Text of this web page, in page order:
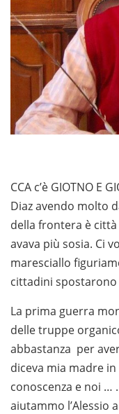
CCA c’è GIOTNO E
Diaz avendo molto
della frontera è
avava più sosia. Ci
maresciallo
cittadini
La prima guerra
delle truppe
abbastanza per
diceva mia madre
conoscenza e noi …
aiutammo l’Alessio